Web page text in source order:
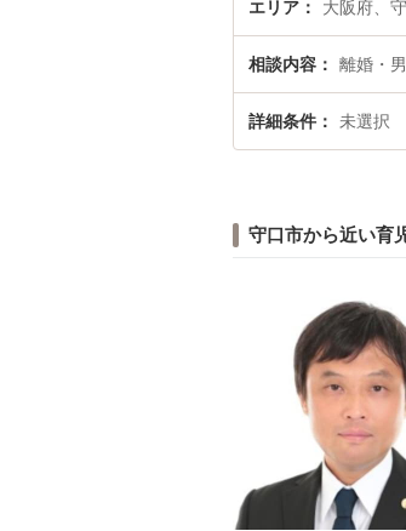
エリア 大阪府、
相談内容 離婚・
詳細条件 未選択
守口市から近い育